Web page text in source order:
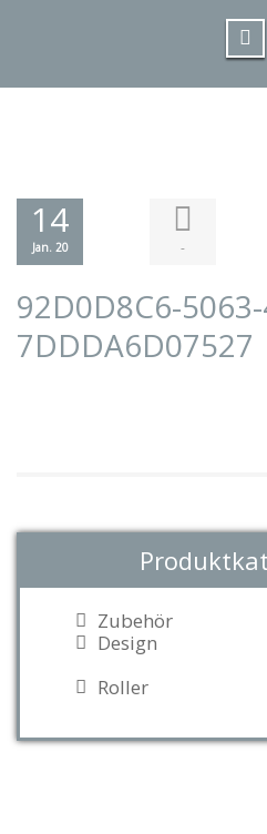
14
Jan. 20 -
92D0D8C6-
7DDDA6D07527
Zubehör
Design
Roller